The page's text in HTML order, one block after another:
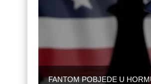
FANTOM POBJEDE U